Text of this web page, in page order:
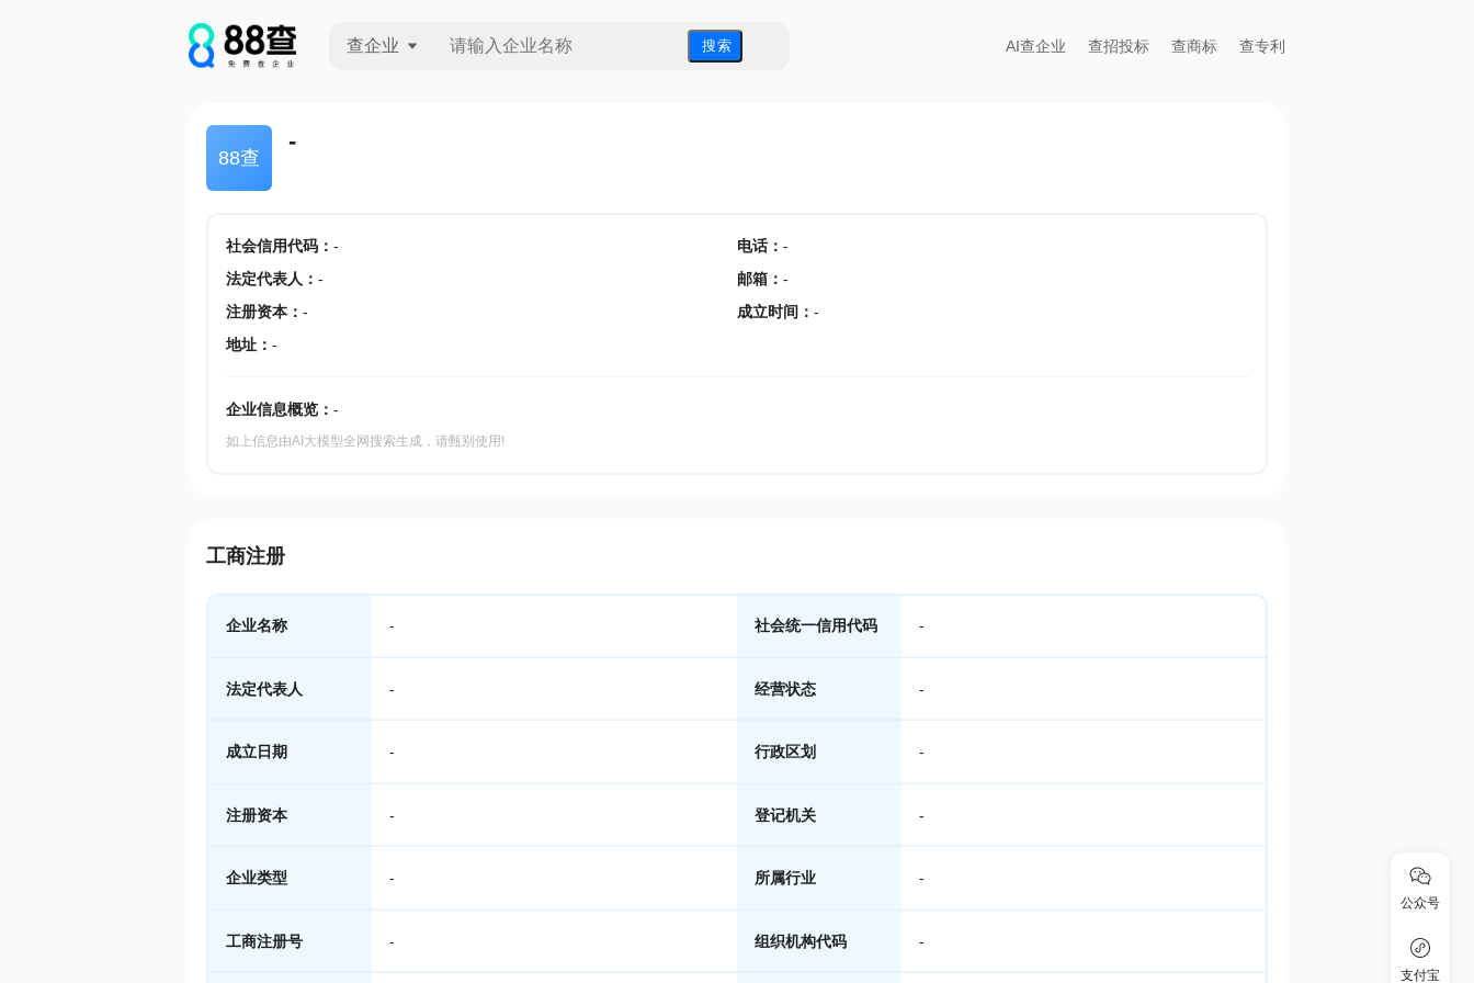
查企业 搜 索 AI查企业 查招投标 查商标 查专利
88查
-
社会信用代码： - 电话： -
法定代表人 ： - 邮箱 ： -
注册资本： - 成立时间 ： -
地址： -
企业信息概览： -
如上信息由AI大模型全网搜索生成，请甄别使用!
工商注册
企业名称 - 社会统一信用代码 -
法定代表人 - 经营状态 -
成立日期 - 行政区划 -
注册资本 - 登记机关 -
企业类型 - 所属行业 -
工商注册号 - 组织机构代码 -
公众号
支付宝